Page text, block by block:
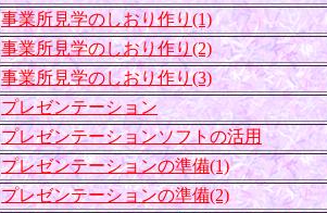
事業所見学のしおり作り(1)
事業所見学のしおり作り(2)
事業所見学のしおり作り(3)
プレゼンテーション
プレゼンテーションソフトの活用
プレゼンテーションの準備(1)
プレゼンテーションの準備(2)